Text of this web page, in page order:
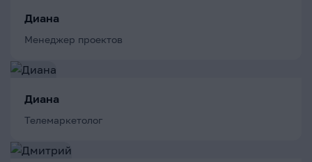
Диана
Менеджер проектов
Диана
Телемаркетолог